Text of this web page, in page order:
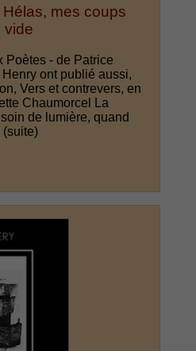
mes coups
vide
Poètes - de Patrice
ont publié aussi,
Vers et contrevers, en
Chaumorcel La
de lumière, quand
(suite)